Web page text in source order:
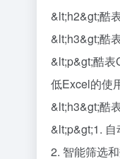
&lt;h2&gt;酷
&lt;h3&gt;酷
&lt;p&gt;酷
低Excel的使
&lt;h3&gt;酷
&lt;p&gt;1.
2. 智能筛选